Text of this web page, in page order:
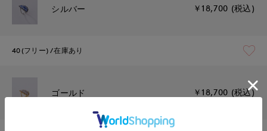
シルバー ￥18,700 (税込)
40(フリー) 在庫あり
ゴールド ￥18,700 (税込)